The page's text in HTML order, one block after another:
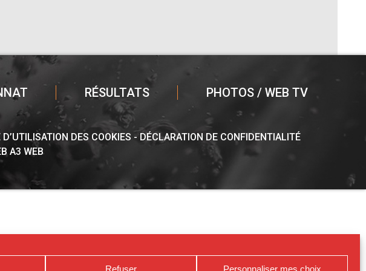
Refuser Personnaliser mes choix
RÉSULTATS PHOTOS / WEB TV
DES COOKIES
DÉCLARATION DE CONFIDENTIALITÉ
A3 WEB